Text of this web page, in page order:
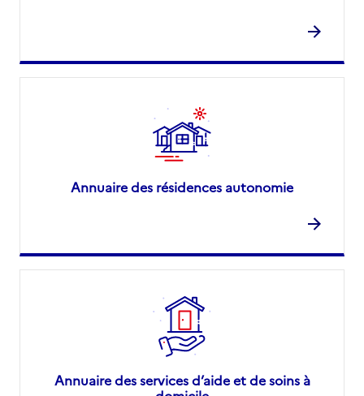
Annuaire des résidences autonomie
Annuaire des services d’aide et de soins à